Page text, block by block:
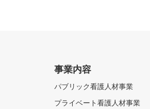
事業内容
パブリック看護人材事業
プライベート看護人材事業